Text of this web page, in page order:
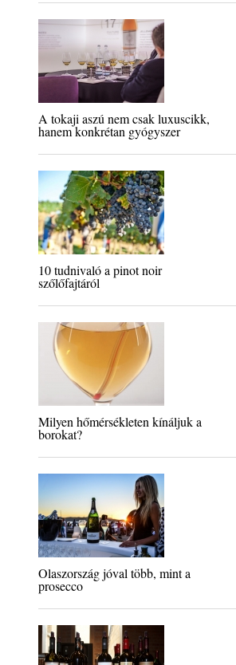
A tokaji aszú nem csak luxuscikk,
hanem konkrétan gyógyszer
10 tudnivaló a pinot noir
szőlőfajtáról
Milyen hőmérsékleten kínáljuk a
borokat?
Olaszország jóval több, mint a
prosecco